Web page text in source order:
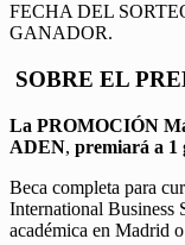
FECHA DEL
GANADOR.
SOBRE EL
La PROMOCIÓN
ADEN, premiará a 1
Beca completa para
International Business
académica en Madrid